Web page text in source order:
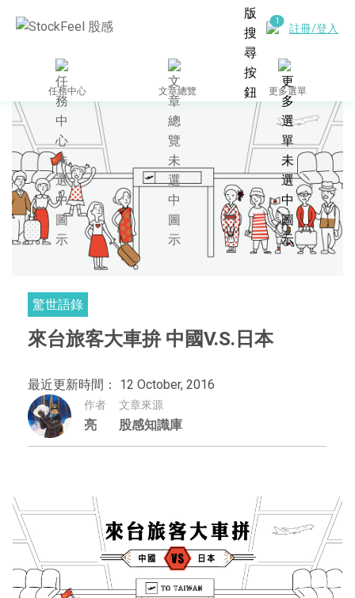
註冊/登入
任務中心 文章總覽 更多選單
驚世語錄
來台旅客大車拚 中國V.S.日本
最近更新時間： 12 October, 2016
作者
亮
文章來源
股感知識庫